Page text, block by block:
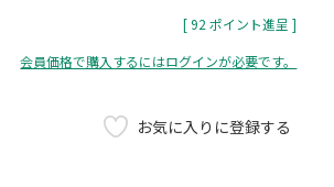
[92 ポイント進呈 ]
会員価格で購入するにはログインが必要です。
お気に入りに登録する